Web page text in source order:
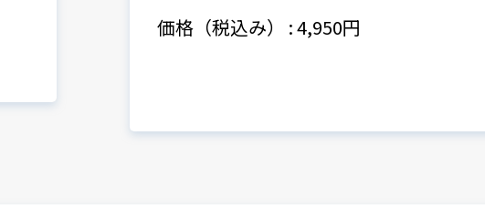
価格（税込み） : 4,950円